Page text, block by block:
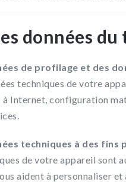
données
de profilage et des
techniques de votre
à Internet, configuration
techniques à des
de votre appareil
aident à personnaliser